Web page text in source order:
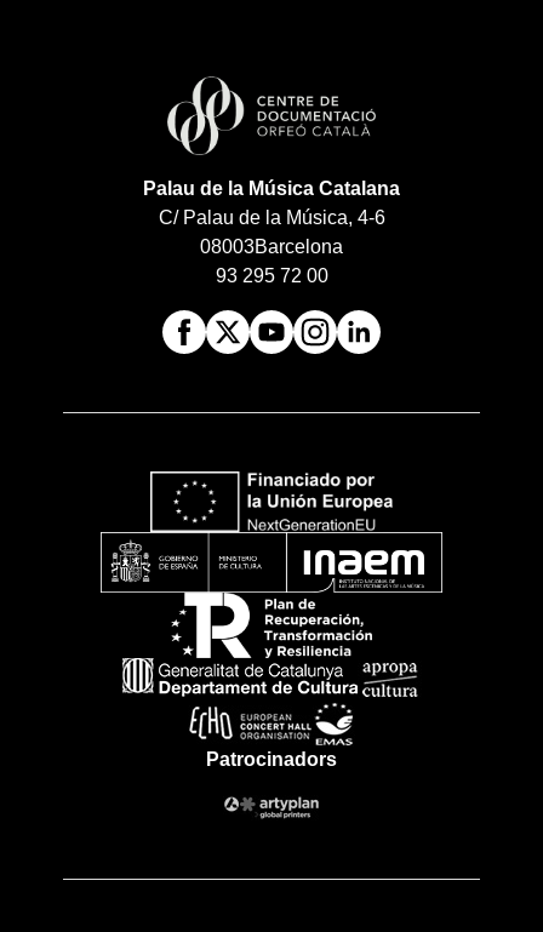
Palau de la Música Catalana
C/ Palau de la Música, 4-6
08003Barcelona
93 295 72 00
Patrocinadors